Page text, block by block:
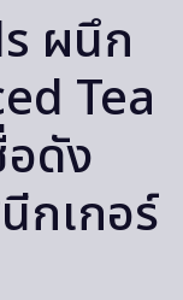
ผนึก
Tea
ดัง
กเกอร์